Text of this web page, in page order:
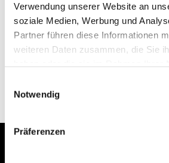
Verwendung unserer Website an
soziale Medien, Werbung und
Partner führen diese Informationen
weiteren Daten zusammen, die Sie
Notwendig
Präferenzen